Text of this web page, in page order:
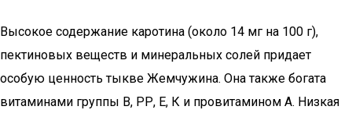
Высокое содержание каротина (около 14 мг на 100 г),
пектиновых веществ и минеральных солей придает
особую ценность тыкве Жемчужина. Она также богата
витаминами группы В, РР, Е, К и провитамином А. Низкая